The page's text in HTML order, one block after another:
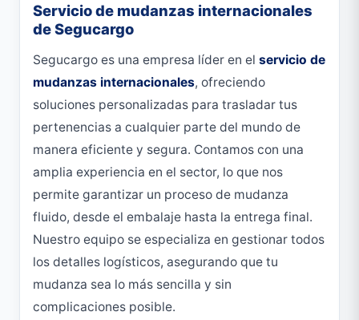
Servicio de mudanzas internacionales
de Segucargo
Segucargo es una empresa líder en el servicio de
mudanzas internacionales, ofreciendo
soluciones personalizadas para trasladar tus
pertenencias a cualquier parte del mundo de
manera eficiente y segura. Contamos con una
amplia experiencia en el sector, lo que nos
permite garantizar un proceso de mudanza
fluido, desde el embalaje hasta la entrega final.
Nuestro equipo se especializa en gestionar todos
los detalles logísticos, asegurando que tu
mudanza sea lo más sencilla y sin
complicaciones posible.